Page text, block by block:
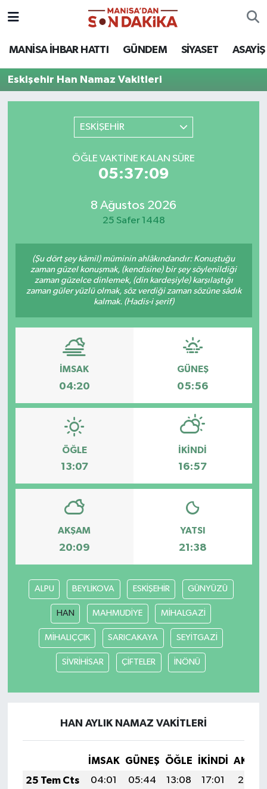
MANİSA İHBAR HATTI GÜNDEM SİYASET ASAYİŞ
Eskişehir Han Namaz Vakitleri
ESKİŞEHİR
ÖĞLE VAKTINE KALAN SÜRE
05:37:09
8 Ağustos 2026
25 Safer 1448
(Şu dört şey kâmil) müminin ahlâkındandır: Konuştuğu
zaman güzel konuşmak, (kendisine) bir şey söylenildiği
zaman güzelce dinlemek, (din kardeşiyle) karşılaştığı
zaman güler yüzlü olmak, söz verdiği zaman sözüne sâdık
kalmak. (Hadis-i şerif)
İMSAK
04:20
GÜNEŞ
05:56
ÖĞLE
13:07
İKINDI
16:57
AKŞAM
20:09
YATSI
21:38
ALPU BEYLİKOVA ESKİŞEHİR GÜNYÜZÜ
HAN MAHMUDİYE MİHALGAZİ
MİHALIÇÇIK SARICAKAYA SEYİTGAZİ
SİVRİHİSAR ÇİFTELER İNÖNÜ
HAN AYLIK NAMAZ VAKITLERI
İMSAK GÜNEŞ ÖĞLE İKINDI
25 Tem Cts
04:01 05:44 13:08 17:01
20:23
ASAYİŞ
GÜNDEM
MAGAZİN
MANİSA'DA TRAFİK
YAŞAM
GİZLİLİK SÖZLEŞMESİ
İLETİŞİM
Hava Durumu
Trafik Durumu
Tüm Manşetler
Son Dakika Haberleri